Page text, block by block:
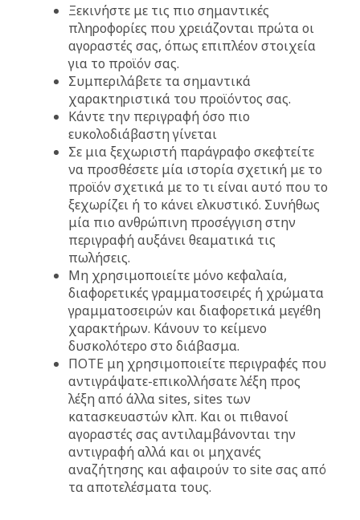
Ξεκινήστε με τις πιο σημαντικές
πληροφορίες που χρειάζονται πρώτα οι
αγοραστές σας, όπως επιπλέον στοιχεία
για το προϊόν σας.
Συμπεριλάβετε τα σημαντικά
χαρακτηριστικά του προϊόντος σας.
Κάντε την περιγραφή όσο πιο
ευκολοδιάβαστη γίνεται
Σε μια ξεχωριστή παράγραφο σκεφτείτε
να προσθέσετε μία ιστορία σχετική με το
προϊόν σχετικά με το τι είναι αυτό που το
ξεχωρίζει ή το κάνει ελκυστικό. Συνήθως
μία πιο ανθρώπινη προσέγγιση στην
περιγραφή αυξάνει θεαματικά τις
πωλήσεις.
Μη χρησιμοποιείτε μόνο κεφαλαία,
διαφορετικές γραμματοσειρές ή χρώματα
γραμματοσειρών και διαφορετικά μεγέθη
χαρακτήρων. Κάνουν το κείμενο
δυσκολότερο στο διάβασμα.
ΠΟΤΕ μη χρησιμοποιείτε περιγραφές που
αντιγράψατε-επικολλήσατε λέξη προς
λέξη από άλλα sites, sites των
κατασκευαστών κλπ. Και οι πιθανοί
αγοραστές σας αντιλαμβάνονται την
αντιγραφή αλλά και οι μηχανές
αναζήτησης και αφαιρούν το site σας από
τα αποτελέσματα τους.